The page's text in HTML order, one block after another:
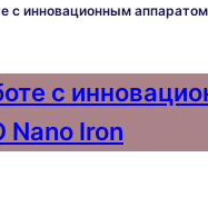
с инновационным